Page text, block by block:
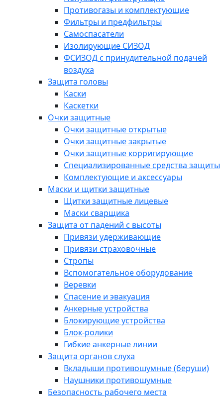
Противогазы и комплектующие
Фильтры и предфильтры
Самоспасатели
Изолирующие СИЗОД
ФСИЗОД с принудительной подачей
воздуха
Защита головы
Каски
Каскетки
Очки защитные
Очки защитные открытые
Очки защитные закрытые
Очки защитные корригирующие
Специализированные средства защиты
Комплектующие и аксессуары
Маски и щитки защитные
Щитки защитные лицевые
Маски сварщика
Защита от падений с высоты
Привязи удерживающие
Привязи страховочные
Стропы
Вспомогательное оборудование
Веревки
Спасение и эвакуация
Анкерные устройства
Блокирующие устройства
Блок-ролики
Гибкие анкерные линии
Защита органов слуха
Вкладыши противошумные (беруши)
Наушники противошумные
Безопасность рабочего места